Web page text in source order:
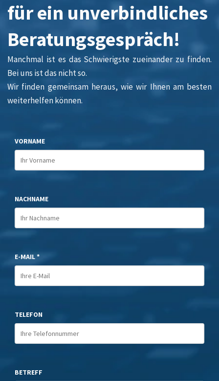
für ein unverbindliches
Beratungsgespräch!
Manchmal ist es das Schwierigste zueinander zu finden.
Bei uns ist das nicht so.
Wir finden gemeinsam heraus, wie wir Ihnen am besten
weiterhelfen können.
VORNAME
NACHNAME
E-MAIL *
TELEFON
BETREFF